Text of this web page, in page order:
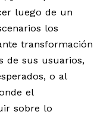
luego de un
los
transformación
de sus usuarios,
o al
el
sobre lo